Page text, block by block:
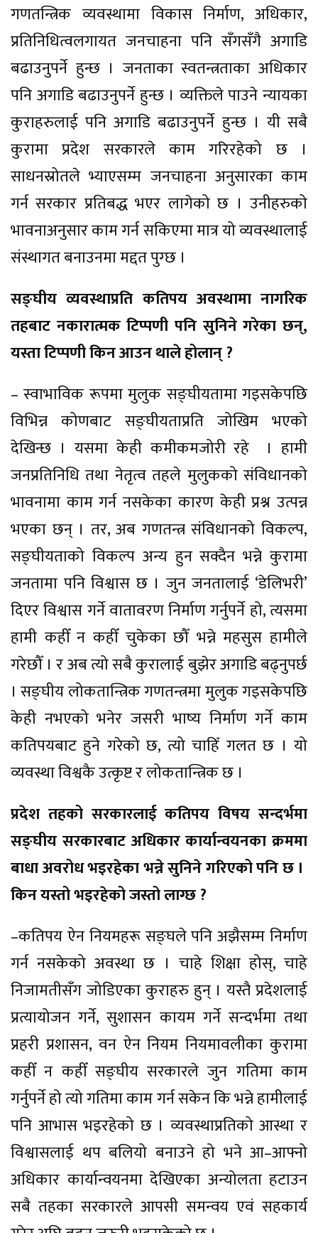
गणतन्त्रिक व्यवस्थामा विकास निर्माण, अधिकार,
प्रतिनिधित्वलगायत जनचाहना पनि सँगसँगै अगाडि
बढाउनुपर्ने हुन्छ । जनताका स्वतन्त्रताका अधिकार
पनि अगाडि बढाउनुपर्ने हुन्छ । व्यक्तिले पाउने न्यायका
कुराहरुलाई पनि अगाडि बढाउनुपर्ने हुन्छ । यी सबै
कुरामा प्रदेश सरकारले काम गरिरहेको छ ।
साधनस्रोतले भ्याएसम्म जनचाहना अनुसारका काम
गर्न सरकार प्रतिबद्ध भएर लागेको छ । उनीहरुको
भावनाअनुसार काम गर्न सकिएमा मात्र यो व्यवस्थालाई
संस्थागत बनाउनमा मद्दत पुग्छ ।
सङ्घीय व्यवस्थाप्रति कतिपय अवस्थामा नागरिक
तहबाट नकारात्मक टिप्पणी पनि सुनिने गरेका छन्,
यस्ता टिप्पणी किन आउन थाले होलान् ?
– स्वाभाविक रूपमा मुलुक सङ्घीयतामा गइसकेपछि
विभिन्न कोणबाट सङ्घीयताप्रति जोखिम भएको
देखिन्छ । यसमा केही कमीकमजोरी रहे । हामी
जनप्रतिनिधि तथा नेतृत्व तहले मुलुकको संविधानको
भावनामा काम गर्न नसकेका कारण केही प्रश्न उत्पन्न
भएका छन् । तर, अब गणतन्त्र संविधानको विकल्प,
सङ्घीयताको विकल्प अन्य हुन सक्दैन भन्ने कुरामा
जनतामा पनि विश्वास छ । जुन जनतालाई ‘डेलिभरी’
दिएर विश्वास गर्ने वातावरण निर्माण गर्नुपर्ने हो, त्यसमा
हामी कहीँ न कहीँ चुकेका छौँ भन्ने महसुस हामीले
गरेछौँ । र अब त्यो सबै कुरालाई बुझेर अगाडि बढ्नुपर्छ
। सङ्घीय लोकतान्त्रिक गणतन्त्रमा मुलुक गइसकेपछि
केही नभएको भनेर जसरी भाष्य निर्माण गर्ने काम
कतिपयबाट हुने गरेको छ, त्यो चाहिँ गलत छ । यो
व्यवस्था विश्वकै उत्कृष्ट र लोकतान्त्रिक छ ।
प्रदेश तहको सरकारलाई कतिपय विषय सन्दर्भमा
सङ्घीय सरकारबाट अधिकार कार्यान्वयनका क्रममा
बाधा अवरोध भइरहेका भन्ने सुनिने गरिएको पनि छ ।
किन यस्तो भइरहेको जस्तो लाग्छ ?
–कतिपय ऐन नियमहरू सङ्घले पनि अझैसम्म निर्माण
गर्न नसकेको अवस्था छ । चाहे शिक्षा होस्, चाहे
निजामतीसँग जोडिएका कुराहरु हुन् । यस्तै प्रदेशलाई
प्रत्यायोजन गर्ने, सुशासन कायम गर्ने सन्दर्भमा तथा
प्रहरी प्रशासन, वन ऐन नियम नियमावलीका कुरामा
कहीँ न कहीँ सङ्घीय सरकारले जुन गतिमा काम
गर्नुपर्ने हो त्यो गतिमा काम गर्न सकेन कि भन्ने हामीलाई
पनि आभास भइरहेको छ । व्यवस्थाप्रतिको आस्था र
विश्वासलाई थप बलियो बनाउने हो भने आ–आफ्नो
अधिकार कार्यान्वयनमा देखिएका अन्योलता हटाउन
सबै तहका सरकारले आपसी समन्वय एवं सहकार्य